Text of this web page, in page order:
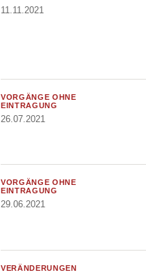
11.11.2021
VORGÄNGE OHNE
EINTRAGUNG
26.07.2021
VORGÄNGE OHNE
EINTRAGUNG
29.06.2021
VERÄNDERUNGEN